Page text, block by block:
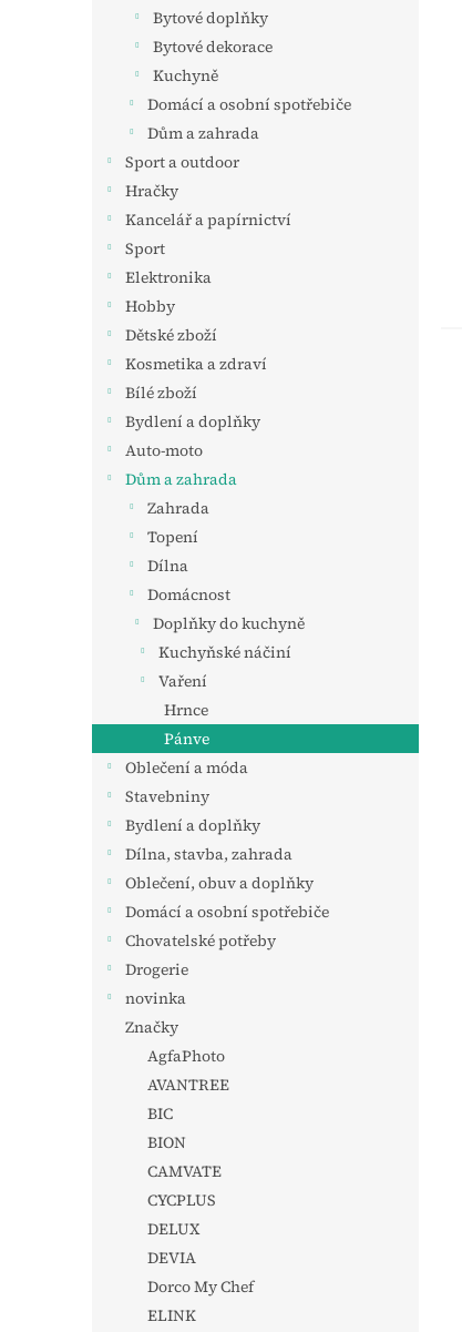
Bytové doplňky
Bytové dekorace
Kuchyně
Domácí a osobní spotřebiče
Dům a zahrada
Sport a outdoor
Hračky
Kancelář a papírnictví
Sport
Elektronika
Hobby
Dětské zboží
Kosmetika a zdraví
Bílé zboží
Bydlení a doplňky
Auto-moto
Dům a zahrada
Zahrada
Topení
Dílna
Domácnost
Doplňky do kuchyně
Kuchyňské náčiní
Vaření
Hrnce
Pánve
Oblečení a móda
Stavebniny
Bydlení a doplňky
Dílna, stavba, zahrada
Oblečení, obuv a doplňky
Domácí a osobní spotřebiče
Chovatelské potřeby
Drogerie
novinka
Značky
AgfaPhoto
AVANTREE
BIC
BION
CAMVATE
CYCPLUS
DELUX
DEVIA
Dorco My Chef
ELINK